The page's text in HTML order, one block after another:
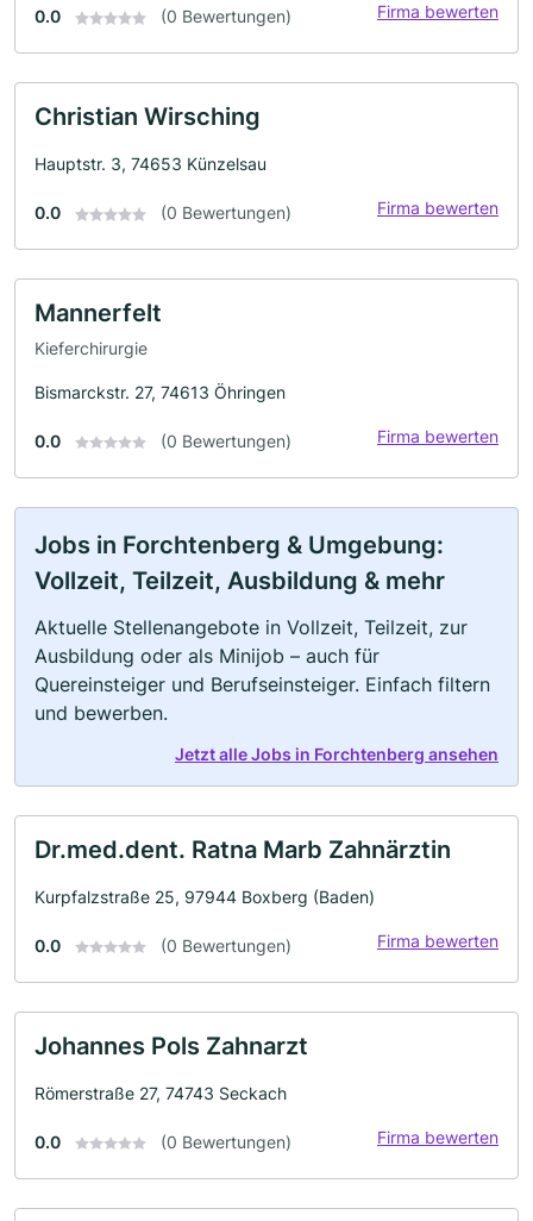
0.0 (0 Bewertungen) Firma bewerten
Christian Wirsching
Hauptstr. 3, 74653 Künzelsau
0.0 (0 Bewertungen) Firma bewerten
Mannerfelt
Kieferchirurgie
Bismarckstr. 27, 74613 Öhringen
0.0 (0 Bewertungen) Firma bewerten
Jobs in Forchtenberg & Umgebung:
Vollzeit, Teilzeit, Ausbildung & mehr
Aktuelle Stellenangebote in Vollzeit, Teilzeit, zur
Ausbildung oder als Minijob – auch für
Quereinsteiger und Berufseinsteiger. Einfach filtern
und bewerben.
Jetzt alle Jobs in Forchtenberg ansehen
Dr.med.dent. Ratna Marb Zahnärztin
Kurpfalzstraße 25, 97944 Boxberg (Baden)
0.0 (0 Bewertungen) Firma bewerten
Johannes Pols Zahnarzt
Römerstraße 27, 74743 Seckach
0.0 (0 Bewertungen) Firma bewerten